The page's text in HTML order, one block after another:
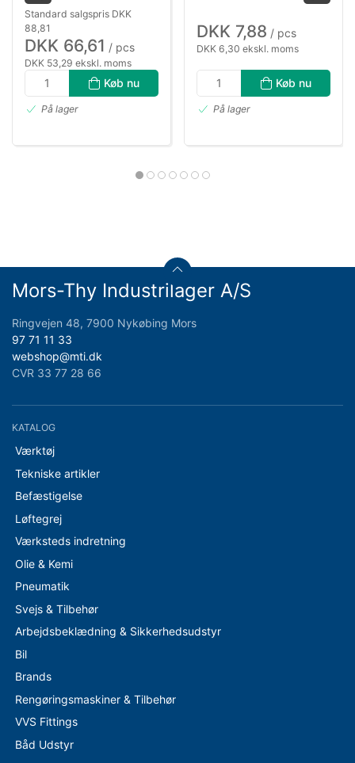
5/8"×3/4"
Standard salgspris DKK
88,81
DKK 66,61 / pcs
DKK 53,29 ekskl. moms
Køb nu
På lager
DKK 7,88 / pcs
DKK 6,30 ekskl. moms
Køb nu
På lager
Mors-Thy Industrilager A/S
Ringvejen 48, 7900 Nykøbing Mors
97 71 11 33
webshop@mti.dk
CVR 33 77 28 66
KATALOG
Værktøj
Tekniske artikler
Befæstigelse
Løftegrej
Værksteds indretning
Olie & Kemi
Pneumatik
Svejs & Tilbehør
Arbejdsbeklædning & Sikkerhedsudstyr
Bil
Brands
Rengøringsmaskiner & Tilbehør
VVS Fittings
Båd Udstyr